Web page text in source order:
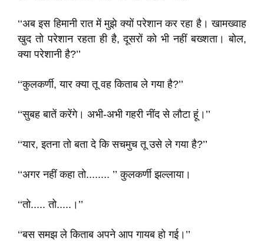
‘‘अब इस हिमानी रात में मुझे क्यों परेशान कर रहा है। खामख्वाह
खुद तो परेशान रहता ही है, दूसरों को भी नहीं बख्शता। बोल,
क्या परेशानी है?’’
‘‘कुलकर्णी, यार क्या तू वह किताब ले गया है?’’
‘‘सुबह बातें करेंगे। अभी-अभी गहरी नींद से लौटा हूं।’’
‘‘यार, इतना तो बता दे कि सचमुच तू उसे ले गया है?’’
‘‘अगर नहीं कहा तो........ ’’ कुलकर्णी झल्लाया।
‘‘तो..... तो.....।’’
‘‘बस समझ ले किताब अपने आप गायब हो गई।’’